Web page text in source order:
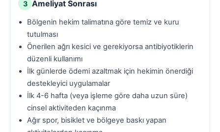
3 Ameliyat Sonrası
Bölgenin hekim talimatına göre temiz ve kuru
tutulması
Önerilen ağrı kesici ve gerekiyorsa antibiyotiklerin
düzenli kullanımı
İlk günlerde ödemi azaltmak için hekimin önerdiği
destekleyici uygulamalar
İlk 4-6 hafta (veya işleme göre daha uzun süre)
cinsel aktiviteden kaçınma
Ağır spor, bisiklet ve bölgeye baskı yapan